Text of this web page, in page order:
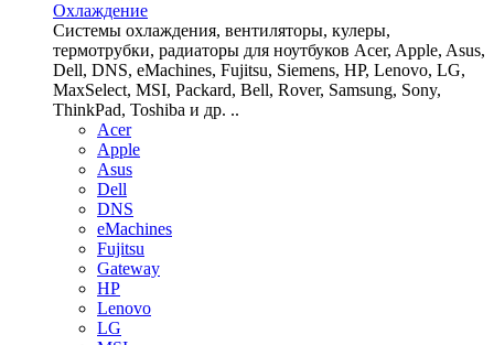
Охлаждение
Системы охлаждения, вентиляторы, кулеры,
термотрубки, радиаторы для ноутбуков Acer, Apple, Asus,
Dell, DNS, eMachines, Fujitsu, Siemens, HP, Lenovo, LG,
MaxSelect, MSI, Packard, Bell, Rover, Samsung, Sony,
ThinkPad, Toshiba и др. ..
Acer
Apple
Asus
Dell
DNS
eMachines
Fujitsu
Gateway
HP
Lenovo
LG